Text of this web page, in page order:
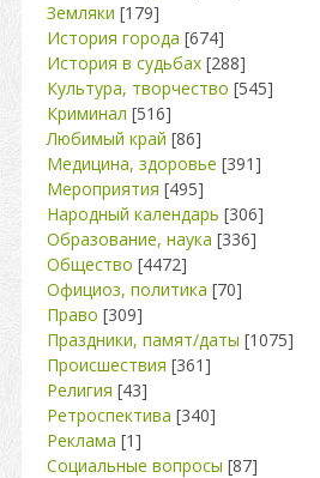
Земляки [179]
История города [674]
История в судьбах [288]
Культура, творчество [545]
Криминал [516]
Любимый край [86]
Медицина, здоровье [391]
Мероприятия [495]
Народный календарь [306]
Образование, наука [336]
Общество [4472]
Официоз, политика [70]
Право [309]
Праздники, памят/даты [1075]
Происшествия [361]
Религия [43]
Ретроспектива [340]
Реклама [1]
Социальные вопросы [87]